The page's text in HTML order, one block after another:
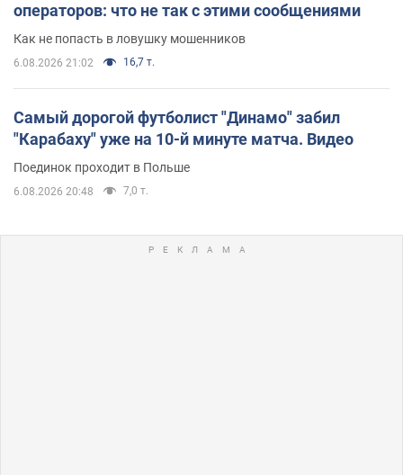
операторов: что не так с этими сообщениями
Как не попасть в ловушку мошенников
6.08.2026 21:02 16,7 т.
Самый дорогой футболист "Динамо" забил
"Карабаху" уже на 10-й минуте матча. Видео
Поединок проходит в Польше
6.08.2026 20:48 7,0 т.